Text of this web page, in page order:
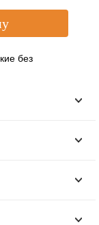
без